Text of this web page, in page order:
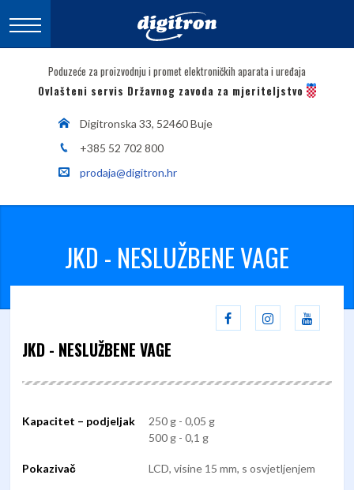
Poduzeće za proizvodnju i promet elektroničkih aparata i uređaja
Ovlašteni servis Državnog zavoda za mjeriteljstvo
Digitronska 33, 52460 Buje
+385 52 702 800
prodaja@digitron.hr
JKD - NESLUŽBENE VAGE
JKD - NESLUŽBENE VAGE
Kapacitet – podjeljak
250 g - 0,05 g
500 g - 0,1 g
Pokazivač LCD, visine 15 mm, s osvjetljenjem